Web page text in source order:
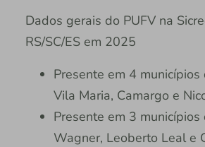
Dados gerais do PUFV na
RS/SC/ES em 2025
Presente em 4 municípios
Vila Maria, Camargo e
Presente em 3
Wagner, Leoberto Leal e